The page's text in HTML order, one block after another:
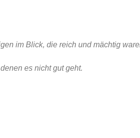
im Blick, die reich und mächtig
es nicht gut geht.